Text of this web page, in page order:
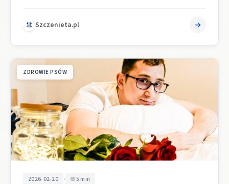
Szczenieta.pl
ZDROWIE PSÓW
2026-02-20 • 5 min